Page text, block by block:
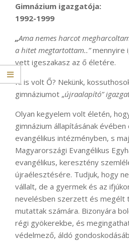
Gimnázium igazgatója:
1992-1999
„Ama nemes harcot
a hitet megtartottam..”mennyire
vett igeszakasz az ő életére.
Ki is volt Ő? Nekünk,
gimnáziumot „újraalapító”
Olyan kegyelem volt életén,
gimnázium állapításának
evangélikus intézményben, s
Magyarországi Evangélikus
evangélikus, keresztény
újraélesztésére. Tudjuk, hogy
vállalt, de a gyermek és az
nevelésben szerzett és megélt
mutattak számára. Bizonyára
régi gyökerekbe, és
védelmező, áldó